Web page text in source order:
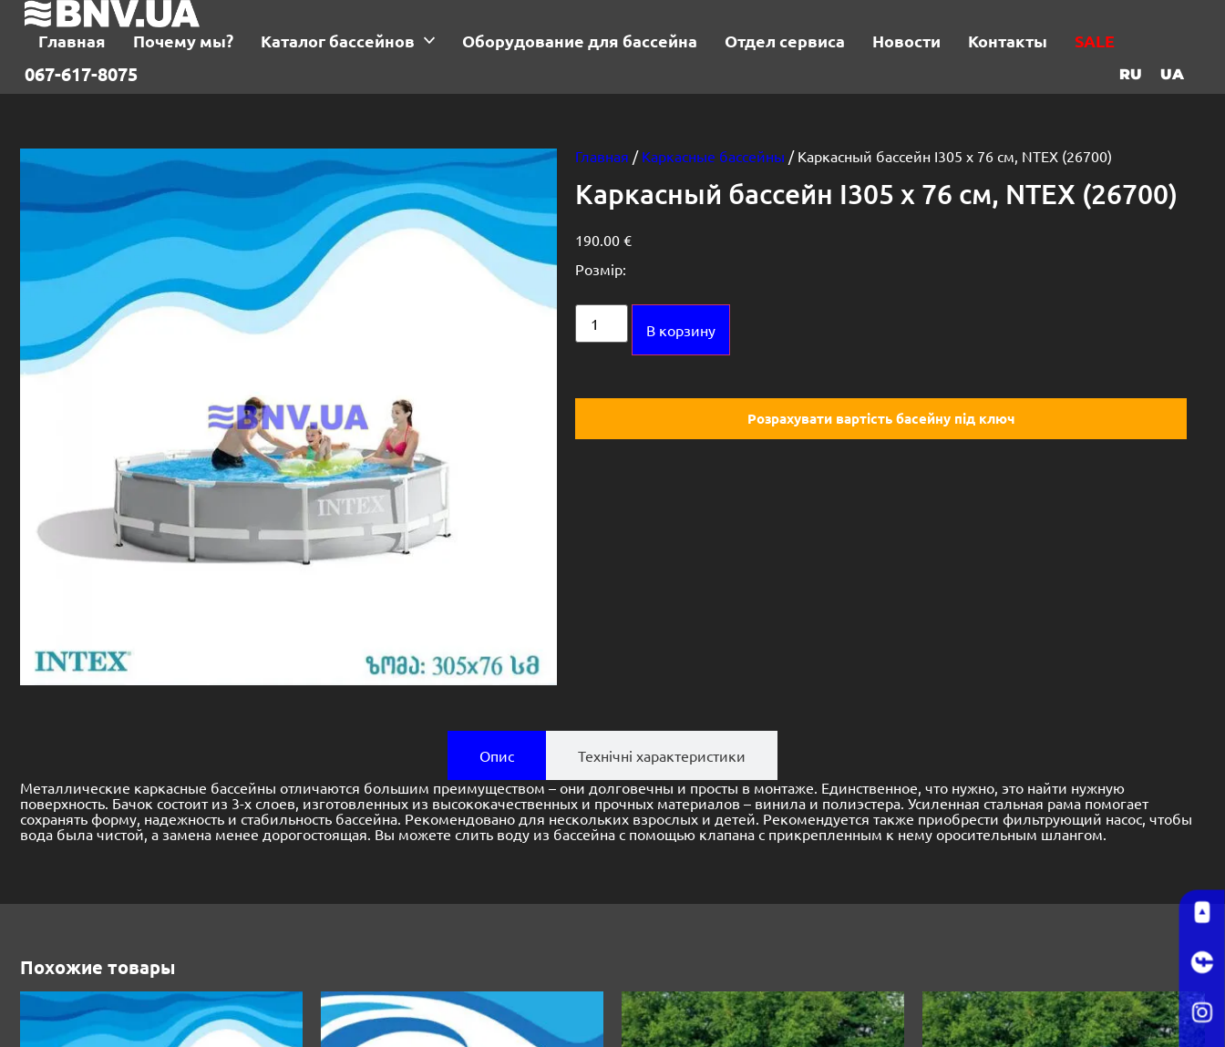
Главная Почему мы? Каталог бассейнов Оборудование для бассейна Отдел сервиса Новости Контакты SALE
067-617-8075 RU UA
Главная / Каркасные бассейны / Каркасный бассейн I305 х 76 см, NTEX (26700)
Каркасный бассейн I305 х 76 см, NTEX (26700)
190.00€
Розмір:
В корзину
Розрахувати вартість басейну під ключ
Опис
Технічні характеристики
Металлические каркасные бассейны отличаются большим преимуществом – они долговечны и просты в монтаже. Единственное, что нужно, это найти нужную
поверхность. Бачок состоит из 3-х слоев, изготовленных из высококачественных и прочных материалов – винила и полиэстера. Усиленная стальная рама помогает
сохранять форму, надежность и стабильность бассейна. Рекомендовано для нескольких взрослых и детей. Рекомендуется также приобрести фильтрующий насос, чтобы
вода была чистой, а замена менее дорогостоящая. Вы можете слить воду из бассейна с помощью клапана с прикрепленным к нему оросительным шлангом.
Похожие товары